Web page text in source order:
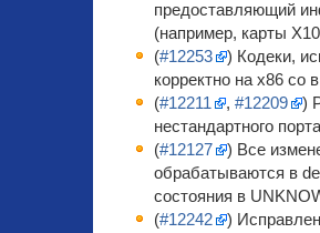
предоставляющий
(например, карты
(#12253
) Кодеки,
корректно на x86 со
(#12211 , #12209
)
нестандартного
(#12127
) Все
обрабатываются в
состояния в
(#12242
)